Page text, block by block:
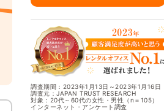
調査期間：2023年1月13日～2023年1月16日
調査元：JAPAN TRUST RESEARCH
対象：20代～60代の女性・男性（n＝105）
インターネット・アンケート調査